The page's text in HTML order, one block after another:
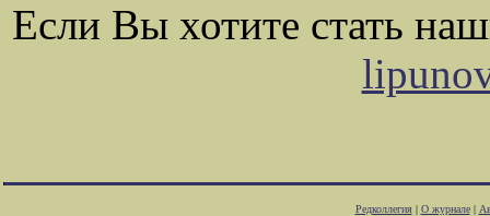
Если Вы хотите стать
Редколлегия| О журнале|